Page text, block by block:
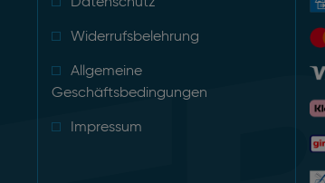
Datenschutz
Widerrufsbelehrung
Allgemeine
Geschäftsbedingungen
Impressum